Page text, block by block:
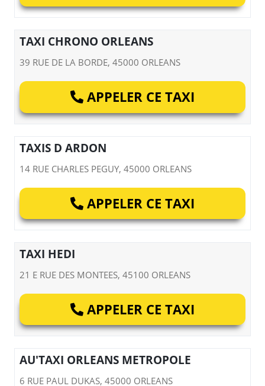
TAXI CHRONO ORLEANS
39 RUE DE LA BORDE, 45000 ORLEANS
APPELER CE TAXI
TAXIS D ARDON
14 RUE CHARLES PEGUY, 45000 ORLEANS
APPELER CE TAXI
TAXI HEDI
21 E RUE DES MONTEES, 45100 ORLEANS
APPELER CE TAXI
AU'TAXI ORLEANS METROPOLE
6 RUE PAUL DUKAS, 45000 ORLEANS